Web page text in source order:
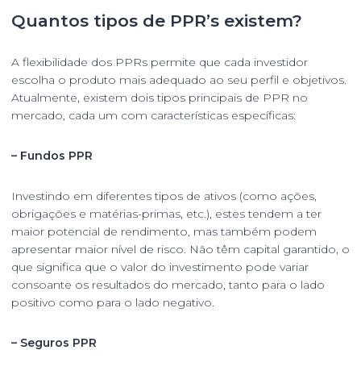
Quantos tipos de PPR’s existem?
A flexibilidade dos PPRs permite que cada investidor
escolha o produto mais adequado ao seu perfil e objetivos.
Atualmente, existem dois tipos principais de PPR no
mercado, cada um com características específicas:
– Fundos PPR
Investindo em diferentes tipos de ativos (como ações,
obrigações e matérias-primas, etc.), estes tendem a ter
maior potencial de rendimento, mas também podem
apresentar maior nível de risco. Não têm capital garantido, o
que significa que o valor do investimento pode variar
consoante os resultados do mercado, tanto para o lado
positivo como para o lado negativo.
– Seguros PPR